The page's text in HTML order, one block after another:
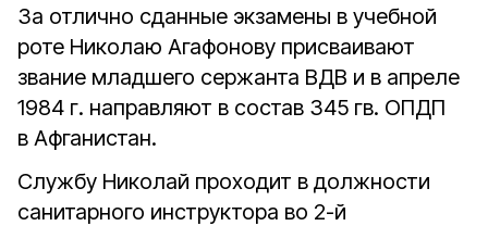
За отлично сданные экзамены в учебной
роте Николаю Агафонову присваивают
звание младшего сержанта ВДВ и в апреле
1984 г. направляют в состав 345 гв. ОПДП
в Афганистан.
Службу Николай проходит в должности
санитарного инструктора во 2-й